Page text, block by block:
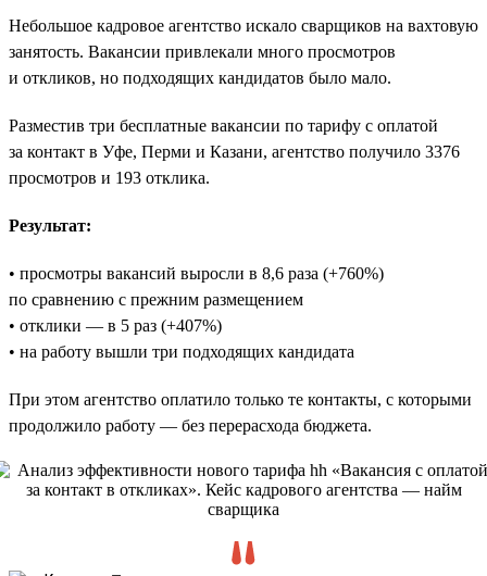
Небольшое кадровое агентство искало сварщиков на вахтовую
занятость. Вакансии привлекали много просмотров
и откликов, но подходящих кандидатов было мало.
Разместив три бесплатные вакансии по тарифу с оплатой
за контакт в Уфе, Перми и Казани, агентство получило 3376
просмотров и 193 отклика.
Результат:
• просмотры вакансий выросли в 8,6 раза (+760%)
по сравнению с прежним размещением
• отклики — в 5 раз (+407%)
• на работу вышли три подходящих кандидата
При этом агентство оплатило только те контакты, с которыми
продолжило работу — без перерасхода бюджета.